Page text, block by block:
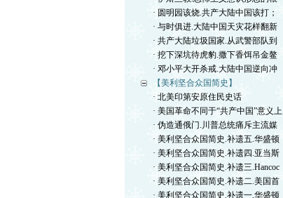
· 圆明园该烧.共产大陆中国该打；
· 与时俱进.大陆中国天灾花样翻新
· 共产大陆垃圾国家.从武警部队到
· 挖下深坑待虎豹.撒下香饵吊金鳌
· 邓小平大开杀戒.大陆中国逆向冲
【美利坚合众国简史】
· 北美印第安原住民史话
· 美国革命不同于“共产中国”意义上
· 伪造通俄门.川普总统痛斥主流媒
· 美利坚合众国简史.补遗五.华盛顿
· 美利坚合众国简史.补遗四.亚当斯
· 美利坚合众国简史.补遗三.Hancoc
· 美利坚合众国简史.补遗二.美国首
· 美利坚合众国简史.补遗一.华盛顿